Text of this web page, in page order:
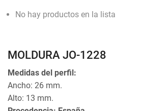
No hay productos en la lista
MOLDURA JO-1228
Medidas del perfil:
Ancho: 26 mm.
Alto: 13 mm.